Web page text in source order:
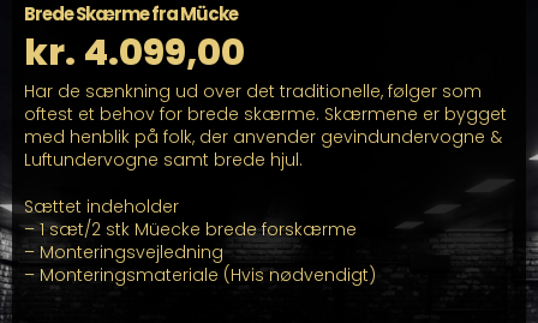
Brede Skærme fra Mücke
kr. 4.099,00
Har de sænkning ud over det traditionelle, følger som
oftest et behov for brede skærme. Skærmene er bygget
med henblik på folk, der anvender gevindundervogne &
Luftundervogne samt brede hjul.
Sættet indeholder
– 1 sæt/2 stk Müecke brede forskærme
– Monteringsvejledning
– Monteringsmateriale (Hvis nødvendigt)